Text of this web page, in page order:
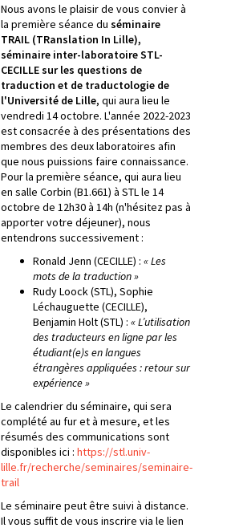
Nous avons le plaisir de vous convier à
la première séance du séminaire
TRAIL (TRanslation In Lille),
séminaire inter-laboratoire STL-
CECILLE sur les questions de
traduction et de traductologie de
l'Université de Lille, qui aura lieu le
vendredi 14 octobre. L'année 2022-2023
est consacrée à des présentations des
membres des deux laboratoires afin
que nous puissions faire connaissance.
Pour la première séance, qui aura lieu
en salle Corbin (B1.661) à STL le 14
octobre de 12h30 à 14h (n'hésitez pas à
apporter votre déjeuner), nous
entendrons successivement :
Ronald Jenn (CECILLE) : « Les
mots de la traduction »
Rudy Loock (STL), Sophie
Léchauguette (CECILLE),
Benjamin Holt (STL) : « L’utilisation
des traducteurs en ligne par les
étudiant(e)s en langues
étrangères appliquées : retour sur
expérience »
Le calendrier du séminaire, qui sera
complété au fur et à mesure, et les
résumés des communications sont
disponibles ici : https://stl.univ-
lille.fr/recherche/seminaires/seminaire-
trail
Le séminaire peut être suivi à distance.
Il vous suffit de vous inscrire via le lien